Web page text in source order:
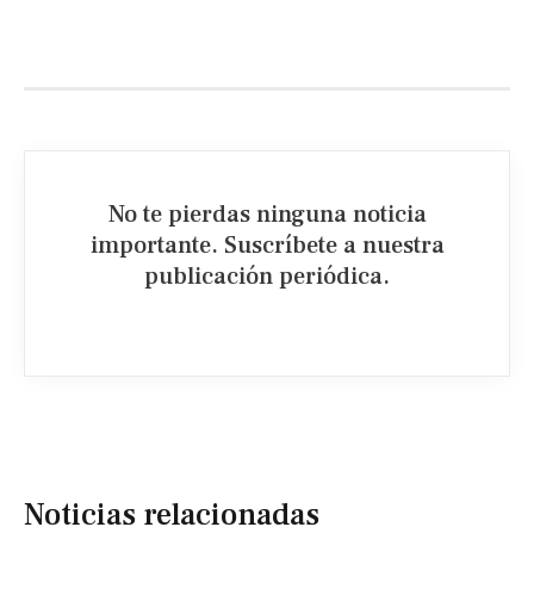
No te pierdas ninguna noticia
importante. Suscríbete a nuestra
publicación periódica.​
Noticias relacionadas